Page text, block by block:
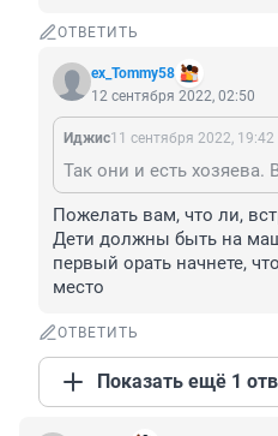
ОТВЕТИТЬ
ex_Tommy58
12 сентября 2022, 02:50
Иджис11 сентября 2022, 19:42
Пожелать вам, что ли,
Дети должны быть на
первый орать начнете,
место
ОТВЕТИТЬ
Показать ещё 1